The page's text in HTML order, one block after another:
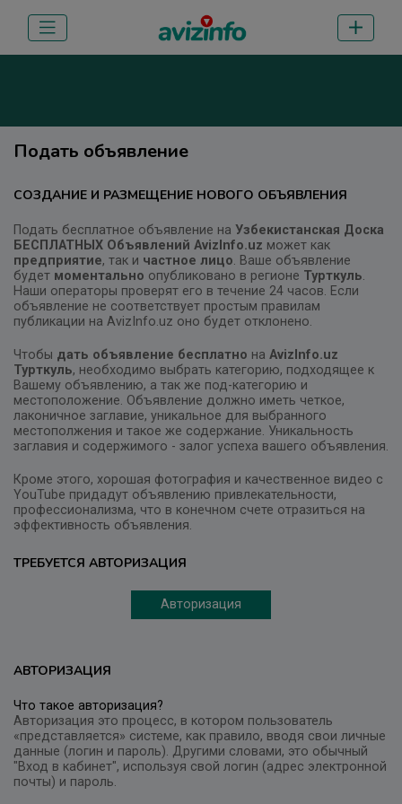
Подать объявление
СОЗДАНИЕ И РАЗМЕЩЕНИЕ НОВОГО ОБЪЯВЛЕНИЯ
Подать бесплатное объявление на Узбекистанская Доска
БЕСПЛАТНЫХ Объявлений AvizInfo.uz может как
предприятие, так и частное лицо. Ваше объявление
будет моментально опубликовано в регионе Турткуль.
Наши операторы проверят его в течение 24 часов. Если
объявление не соответствует простым правилам
публикации на AvizInfo.uz оно будет отклонено.
Чтобы дать объявление бесплатно на AvizInfo.uz
Турткуль, необходимо выбрать категорию, подходящее к
Вашему объявлению, а так же под-категорию и
местоположение. Объявление должно иметь четкое,
лаконичное заглавие, уникальное для выбранного
местополжения и такое же содержание. Уникальность
заглавия и содержимого - залог успеха вашего объявления.
Кроме этого, хорошая фотография и качественное видео с
YouTube придадут объявлению привлекательности,
профессионализма, что в конечном счете отразиться на
эффективность объявления.
ТРЕБУЕТСЯ АВТОРИЗАЦИЯ
Авторизация
АВТОРИЗАЦИЯ
Что такое авторизация?
Авторизация это процесс, в котором пользователь
«представляется» системе, как правило, вводя свои личные
данные (логин и пароль). Другими словами, это обычный
"Вход в кабинет", используя свой логин (адрес электронной
почты) и пароль.